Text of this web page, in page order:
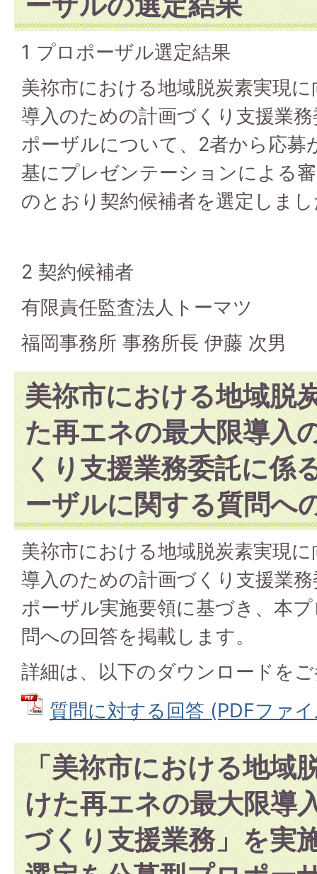
1 プロポーザル選定結果
美祢市における地域脱炭素実現
導入のための計画づくり支援業
ポーザルについて、2者から応募
基にプレゼンテーションによる
のとおり契約候補者を選定しま
2 契約候補者
有限責任監査法人トーマツ
福岡事務所 事務所長 伊藤 次男
美祢市における地域脱
た再エネの最大限導入
くり支援業務委託に係
ーザルに関する質問へ
美祢市における地域脱炭素実現
導入のための計画づくり支援業
ポーザル実施要領に基づき、本
問への回答を掲載します。
詳細は、以下のダウンロードを
質問に対する回答 (PDFファ
「美祢市における地域
けた再エネの最大限導
づくり支援業務」を実